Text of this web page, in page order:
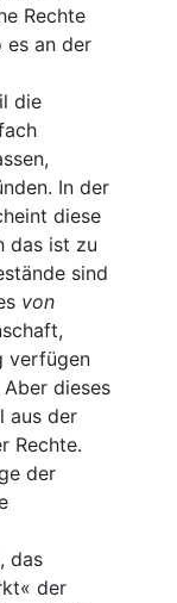
Rechte
es an der
die
In der
diese
das ist zu
sind
von
verfügen
dieses
aus der
Rechte.
der
das
der